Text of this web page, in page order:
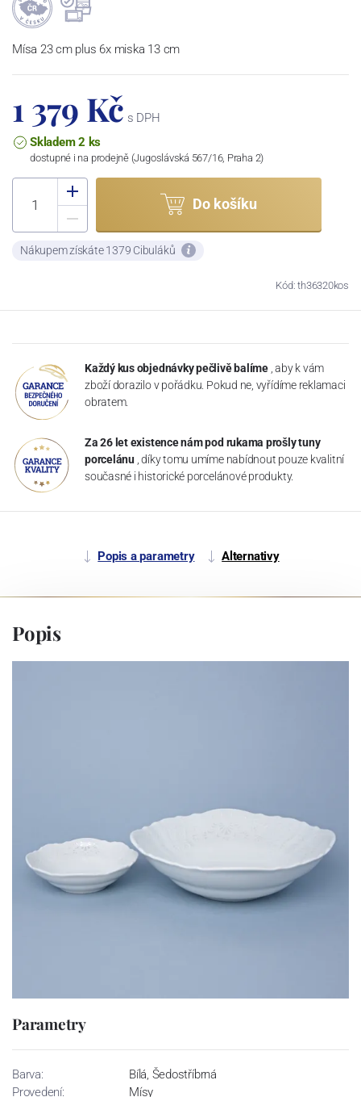
Mísa 23 cm plus 6x miska 13 cm
1 379 Kč s DPH
Skladem 2 ks
dostupné i na prodejně (Jugoslávská 567/16, Praha 2)
Do košíku
Nákupem získáte 1379 Cibuláků
Kód: th36320kos
Každý kus objednávky pečlivě balíme , aby k vám
zboží dorazilo v pořádku. Pokud ne, vyřídíme reklamaci
obratem.
Za 26 let existence nám pod rukama prošly tuny
porcelánu , díky tomu umíme nabídnout pouze kvalitní
současné i historické porcelánové produkty.
Popis a parametry Alternativy
Popis
Parametry
Barva:
Bílá, Šedostříbrná
Provedení:
Mísy